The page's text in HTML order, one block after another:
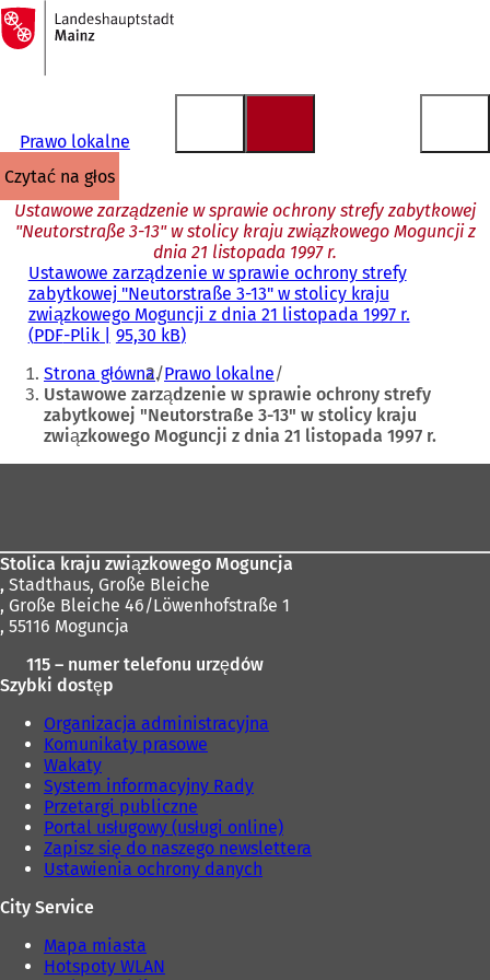
Przejdź do treści
Do
strony
głównej
Prawo lokalne
czytać na głos
Ustawowe zarządzenie w sprawie ochrony strefy zabytkowej
"Neutorstraße 3-13" w stolicy kraju związkowego Moguncji z
dnia 21 listopada 1997 r.
Ustawowe zarządzenie w sprawie ochrony strefy
zabytkowej "Neutorstraße 3-13" w stolicy kraju
związkowego Moguncji z dnia 21 listopada 1997 r.
PDF-Plik 95,30 kB
Jesteś
tutaj:
Strona główna Prawo lokalne
Ustawowe zarządzenie w sprawie ochrony strefy
zabytkowej "Neutorstraße 3-13" w stolicy kraju
związkowego Moguncji z dnia 21 listopada 1997 r.
Stolica kraju związkowego Moguncja
, Stadthaus, Große Bleiche
, Große Bleiche 46/Löwenhofstraße 1
, 55116 Moguncja
115 – numer telefonu urzędów
Szybki dostęp
Organizacja administracyjna
Komunikaty prasowe
Wakaty
System informacyjny Rady
Przetargi publiczne
Portal usługowy (usługi online)
Zapisz się do naszego newslettera
Ustawienia ochrony danych
City Service
Mapa miasta
Hotspoty WLAN